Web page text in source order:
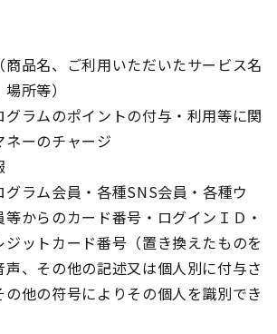
商品名、ご利用いただいたサービス名
所等）
ラムのポイントの付与・利用等に関
ネーのチャージ
ラム会員・各種SNS会員・各種ウ
からのカード番号・ログインＩＤ・
ットカード番号（置き換えたものを
、その他の記述又は個人別に付与さ
他の符号によりその個人を識別でき